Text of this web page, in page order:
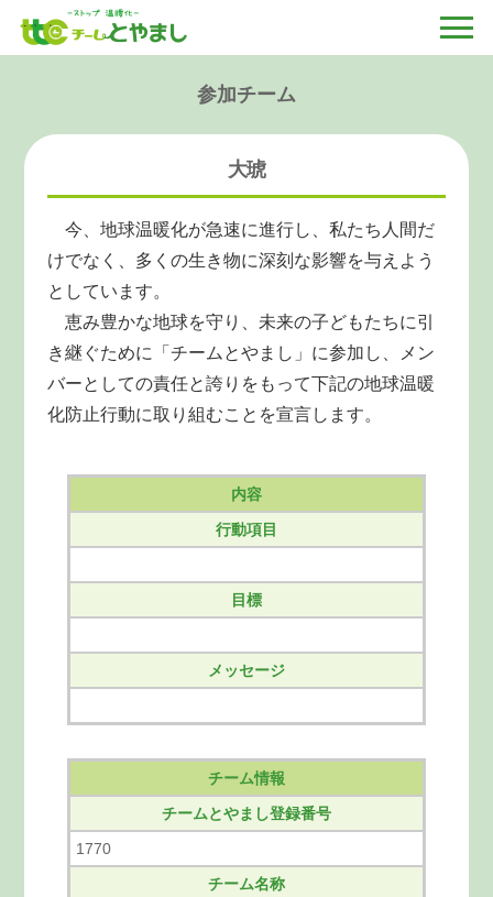
参加チーム
大琥
今、地球温暖化が急速に進行し、私たち人間だ
けでなく、多くの生き物に深刻な影響を与えよう
としています。
恵み豊かな地球を守り、未来の子どもたちに引
き継ぐために「チームとやまし」に参加し、メン
バーとしての責任と誇りをもって下記の地球温暖
化防止行動に取り組むことを宣言します。
内容
行動項目
目標
メッセージ
チーム情報
チームとやまし登録番号
1770
チーム名称